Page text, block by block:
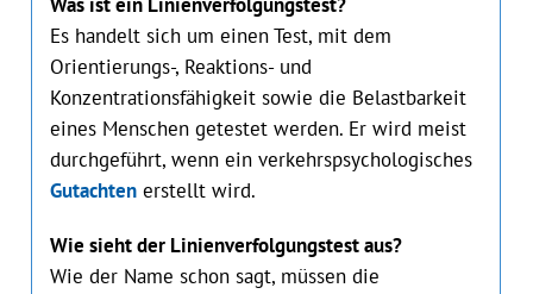
Es handelt sich um einen Test, mit dem
Orientierungs-, Reaktions- und
Konzentrationsfähigkeit sowie die Belastbarkeit
eines Menschen getestet werden. Er wird meist
durchgeführt, wenn ein verkehrspsychologisches
Gutachtenerstellt wird.
Wie sieht der Linienverfolgungstest aus?
Wie der Name schon sagt, müssen die